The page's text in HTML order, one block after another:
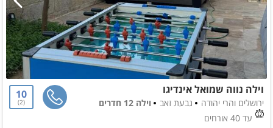
וילה נווה שמואל אינדיגו
ירושלים והרי יהודה גבעת זאב
וילה 12 חדרים
עד 40 אורחים
10
2